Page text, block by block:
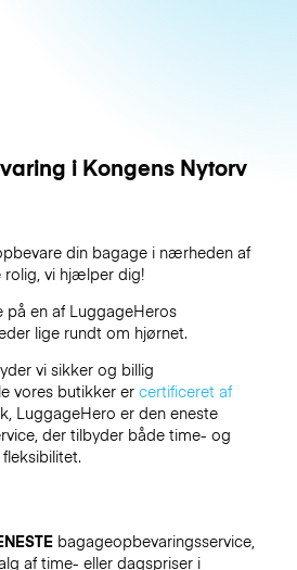
i Kongens Nytorv
din bagage i nærheden af
rolig, vi hjælper dig!
på en af LuggageHeros
lige rundt om hjørnet.
vi sikker og billig
vores butikker er certificeret af
LuggageHero er den eneste
der tilbyder både time- og
bagageopbevaringsservice,
af time- eller dagspriser i